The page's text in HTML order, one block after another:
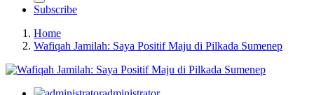
Subscribe
Home
Wafiqah Jamilah: Saya Positif Maju di Pilkada Sumenep